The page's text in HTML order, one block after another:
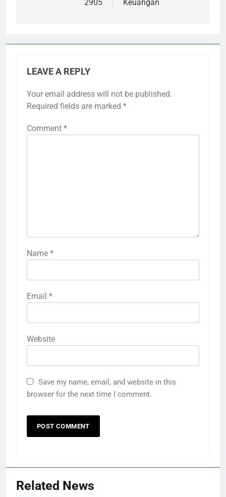
2905 Keuangan
LEAVE A REPLY
Your email address will not be published.
Required fields are marked *
Comment *
Name *
Email *
Website
Save my name, email, and website in this
browser for the next time I comment.
Related News